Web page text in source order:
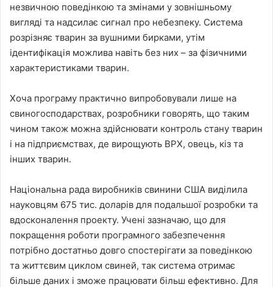
незвичною поведінкою та змінами у зовнішньому
вигляді та надсилає сигнал про небезпеку. Система
розрізняє тварин за вушними бирками, утім
ідентифікація можлива навіть без них – за фізичними
характеристиками тварин.
Хоча програму практично випробовували лише на
свиногосподарствах, розробники говорять, що таким
чином також можна здійснювати контроль стану тварин
і на підприємствах, де вирощують ВРХ, овець, кіз та
інших тварин.
Національна рада виробників свинини США виділила
науковцям 675 тис. доларів для подальшої розробки та
вдосконалення проекту. Учені зазначаю, що для
покращення роботи програмного забезпечення
потрібно достатньо довго спостерігати за поведінкою
та життєвим циклом свиней, так система отримає
більше даних і зможе працювати більш ефективно. Для